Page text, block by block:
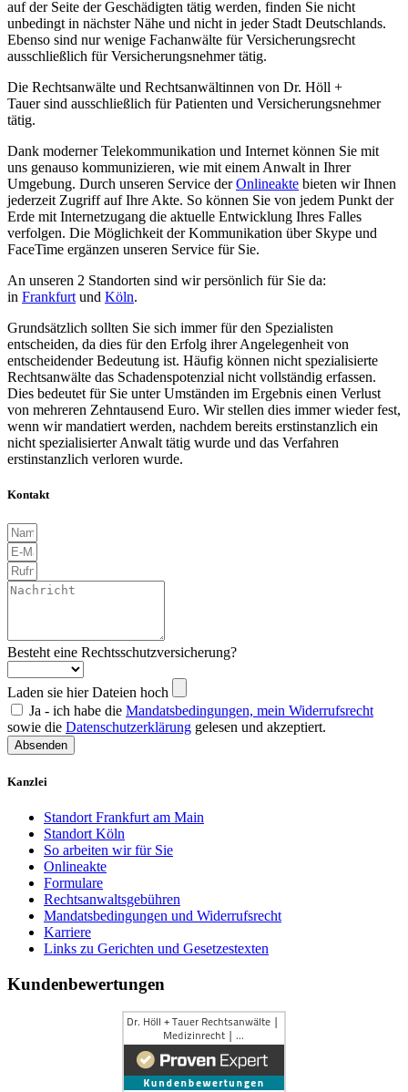
auf der Seite der Geschädigten tätig werden, finden Sie nicht
unbedingt in nächster Nähe und nicht in jeder Stadt Deutschlands.
Ebenso sind nur wenige Fachanwälte für Versicherungsrecht
ausschließlich für Versicherungsnehmer tätig.
Die Rechtsanwälte und Rechtsanwältinnen von Dr. Höll +
Tauer sind ausschließlich für Patienten und Versicherungsnehmer
tätig.
Dank moderner Telekommunikation und Internet können Sie mit
uns genauso kommunizieren, wie mit einem Anwalt in Ihrer
Umgebung. Durch unseren Service derOnlineakte bieten wir Ihnen
jederzeit Zugriff auf Ihre Akte. So können Sie von jedem Punkt der
Erde mit Internetzugang die aktuelle Entwicklung Ihres Falles
verfolgen. Die Möglichkeit der Kommunikation über Skype und
FaceTime ergänzen unseren Service für Sie.
An unseren 2 Standorten sind wir persönlich für Sie da:
in Frankfurt und Köln.
Grundsätzlich sollten Sie sich immer für den Spezialisten
entscheiden, da dies für den Erfolg ihrer Angelegenheit von
entscheidender Bedeutung ist. Häufig können nicht spezialisierte
Rechtsanwälte das Schadenspotenzial nicht vollständig erfassen.
Dies bedeutet für Sie unter Umständen im Ergebnis einen Verlust
von mehreren Zehntausend Euro. Wir stellen dies immer wieder fest,
wenn wir mandatiert werden, nachdem bereits erstinstanzlich ein
nicht spezialisierter Anwalt tätig wurde und das Verfahren
erstinstanzlich verloren wurde.
Kontakt
Besteht eine Rechtsschutzversicherung?
Laden sie hier Dateien hoch
Ja - ich habe die Mandatsbedingungen, mein Widerrufsrecht
sowie die Datenschutzerklärung gelesen und akzeptiert.
Absenden
Kanzlei
Standort Frankfurt am Main
Standort Köln
So arbeiten wir für Sie
Onlineakte
Formulare
Rechtsanwaltsgebühren
Mandatsbedingungen und Widerrufsrecht
Karriere
Links zu Gerichten und Gesetzestexten
Kundenbewertungen